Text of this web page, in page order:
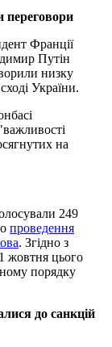
переговори
Франції
Путін
низку
України.
на
249
проведення
. Згідно з
жовтня цього
порядку
до санкцій